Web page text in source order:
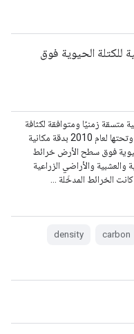
للكتلة الحيوية فوق
متسقة زمنيًا ومتوافقة لكثافة
الكربون في الكتلة الحيوية فوق الأرض وتحتها لعام 2010 بدقة مكانية
الحيوية فوق سطح الأرض خرائط
والعشبية والأراضي الزراعية
الخرائط المدخَلة …
carbon
density